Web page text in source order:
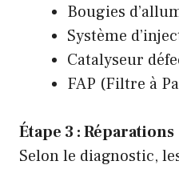
Bougies
Système
Catalyseur
FAP (Filtre à
Étape 3 : Réparations
Selon le diagnostic,